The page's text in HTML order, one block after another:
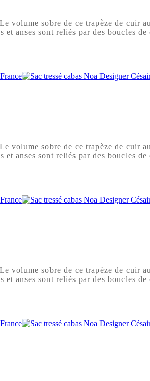
volume sobre de ce trapèze de cuir
anses sont reliés par des boucles
volume sobre de ce trapèze de cuir
anses sont reliés par des boucles
volume sobre de ce trapèze de cuir
anses sont reliés par des boucles